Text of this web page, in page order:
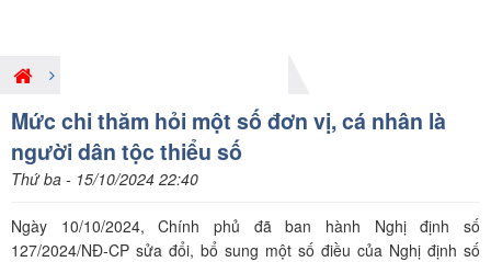
Giới thiệu nội dung pháp luật mới
Mức chi thăm hỏi một số đơn vị, cá nhân là
người dân tộc thiểu số
Thứ ba - 15/10/2024 22:40
Ngày 10/10/2024, Chính phủ đã ban hành Nghị định số
127/2024/NĐ-CP sửa đổi, bổ sung một số điều của Nghị định số